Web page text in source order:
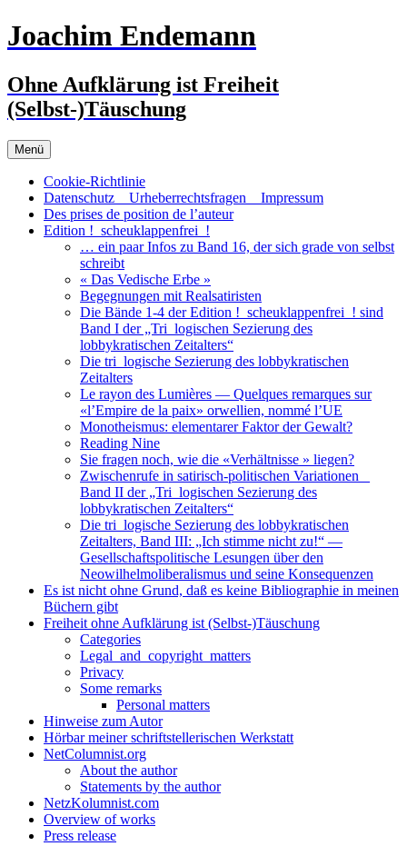
Zum
Inhalt
Joachim Endemann
Ohne Aufklärung ist Freiheit
(Selbst-)Täuschung
Menü
Cookie-Richtlinie
Datenschutz _ Urheberrechtsfragen _ Impressum
Des prises de position de l’auteur
Edition !_scheuklappenfrei_!
… ein paar Infos zu Band 16, der sich grade von selbst
schreibt
« Das Vedische Erbe »
Begegnungen mit Realsatiristen
Die Bände 1-4 der Edition !_scheuklappenfrei_! sind
Band I der „Tri_logischen Sezierung des
lobbykratischen Zeitalters“
Die tri_logische Sezierung des lobbykratischen
Zeitalters
Le rayon des Lumières — Quelques remarques sur
«l’Empire de la paix» orwellien, nommé l’UE
Monotheismus: elementarer Faktor der Gewalt?
Reading Nine
Sie fragen noch, wie die «Verhältnisse » liegen?
Zwischenrufe in satirisch-politischen Variationen _
Band II der „Tri_logischen Sezierung des
lobbykratischen Zeitalters“
Die tri_logische Sezierung des lobbykratischen
Zeitalters, Band III: „Ich stimme nicht zu!“ —
Gesellschaftspolitische Lesungen über den
Neowilhelmoliberalismus und seine Konsequenzen
Es ist nicht ohne Grund, daß es keine Bibliographie in meinen
Büchern gibt
Freiheit ohne Aufklärung ist (Selbst-)Täuschung
Categories
Legal_and_copyright_matters
Privacy
Some remarks
Personal matters
Hinweise zum Autor
Hörbar meiner schriftstellerischen Werkstatt
NetColumnist.org
About the author
Statements by the author
NetzKolumnist.com
Overview of works
Press release